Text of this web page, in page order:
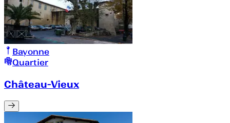
Bayonne
Quartier
Château-Vieux